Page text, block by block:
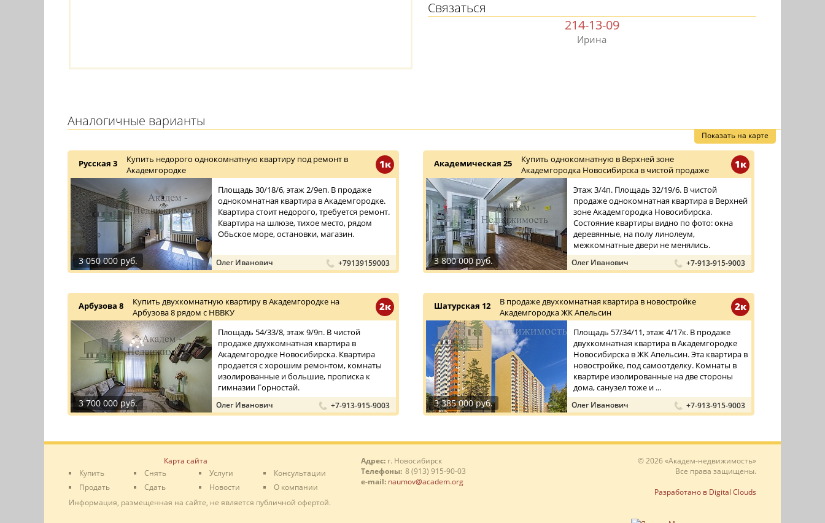
Связаться
214-13-09
Ирина
Аналогичные варианты
Показать на карте
1к
Русская 3
Купить недорого однокомнатную квартиру под ремонт в
Академгородке
3 050 000 руб.
Площадь 30/18/6, этаж 2/9еп. В продаже
однокомнатная квартира в Академгородке.
Квартира стоит недорого, требуется ремонт.
Квартира на шлюзе, тихое место, рядом
Обьское море, остановки, магазин.
Олег Иванович +79139159003
1к
Академическая 25
Купить однокомнатную в Верхней зоне
Академгородка Новосибирска в чистой продаже
3 800 000 руб.
Этаж 3/4п. Площадь 32/19/6. В чистой
продаже однокомнатная квартира в Верхней
зоне Академгородка Новосибирска.
Состояние квартиры видно по фото: окна
деревянные, на полу линолеум,
межкомнатные двери не менялись.
Олег Иванович +7-913-915-9003
2к
Арбузова 8
Купить двухкомнатную квартиру в Академгородке на
Арбузова 8 рядом с НВВКУ
3 700 000 руб.
Площадь 54/33/8, этаж 9/9п. В чистой
продаже двухкомнатная квартира в
Академгородке Новосибирска. Квартира
продается с хорошим ремонтом, комнаты
изолированные и большие, прописка к
гимназии Горностай.
Олег Иванович +7-913-915-9003
2к
Шатурская 12
В продаже двухкомнатная квартира в новостройке
Академгородка ЖК Апельсин
3 385 000 руб.
Площадь 57/34/11, этаж 4/17к. В продаже
двухкомнатная квартира в Академгородке
Новосибирска в ЖК Апельсин. Эта квартира в
новостройке, под самоотделку. Комнаты в
квартире изолированные на две стороны
дома, санузел тоже и ...
Олег Иванович +7-913-915-9003
Карта сайта
Купить
Продать
Снять
Сдать
Услуги
Новости
Консультации
О компании
Информация, размещенная на сайте, не является публичной офертой.
Адрес: г. Новосибирск
Телефоны: 8 (913) 915-90-03
e-mail: naumov@academ.org
© 2026 «Академ-недвижимость»
Все права защищены.
Разработано в Digital Clouds